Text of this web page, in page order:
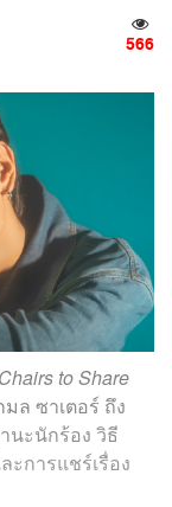
566
Chairs to Share
ล ซาเตอร์ ถึง
นะนักร้อง วิธี
ะการแชร์เรื่อง